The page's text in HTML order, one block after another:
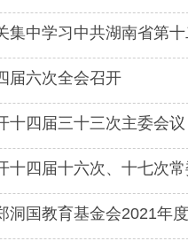
集中学习中共湖南省第
届六次全会召开
十四届三十三次主委会议
十四届十六次、十七次
洞国教育基金会2021年